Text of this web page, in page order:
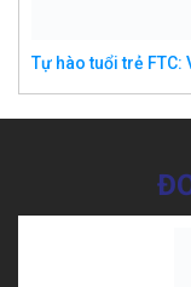
Tự hào tuổi trẻ